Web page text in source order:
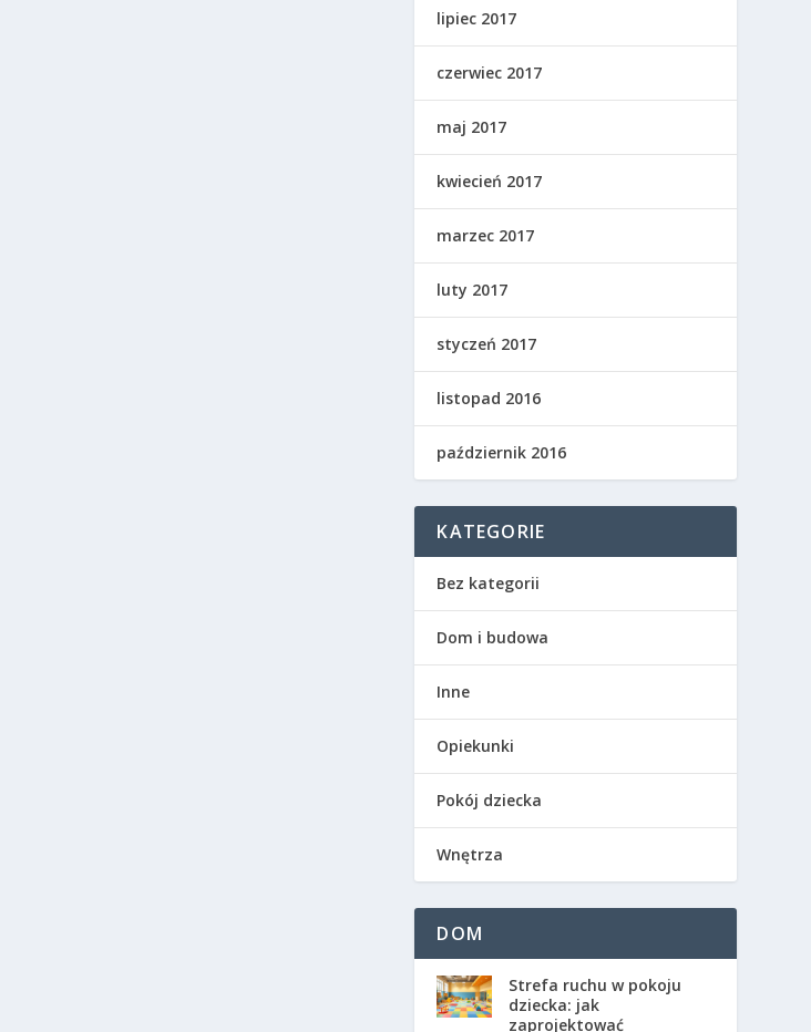
lipiec 2017
czerwiec 2017
maj 2017
kwiecień 2017
marzec 2017
luty 2017
styczeń 2017
listopad 2016
październik 2016
KATEGORIE
Bez kategorii
Dom i budowa
Inne
Opiekunki
Pokój dziecka
Wnętrza
DOM
Strefa ruchu w pokoju
dziecka: jak
zaprojektować